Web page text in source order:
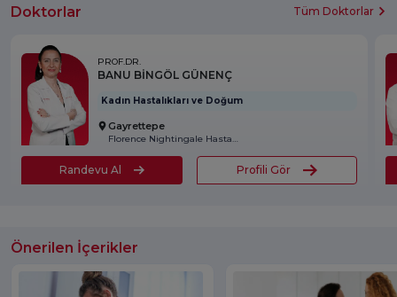
Doktorlar Tüm Doktorlar
PROF.DR.
BANU BİNGÖL GÜNENÇ
Kadın Hastalıkları ve Doğum
Gayrettepe
Florence Nightingale Hastanesi
Randevu Al Profili Gör
Önerilen İçerikler